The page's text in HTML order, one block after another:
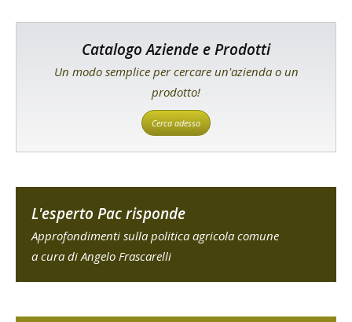
Catalogo Aziende e Prodotti
Un modo semplice per cercare un'azienda o un
prodotto!
Cerca adesso
L'esperto Pac risponde
Approfondimenti sulla politica agricola comune
a cura di Angelo Frascarelli